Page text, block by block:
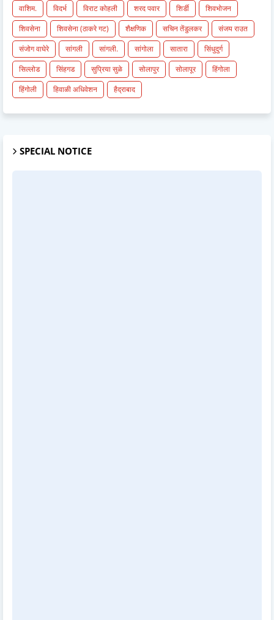
वाशिम. विदर्भ विराट कोहली शरद पवार शिर्डी
शिवभोजन
शिवसेना
शिवसेना (ठाकरे गट) शैक्षणिक सचिन तेंडुलकर
संजय राउत
संजोग वाघेरे
सांगली सांगली. सांगोला सातारा
सिंधुदुर्ग
सिल्लोड
सिंहगड सुप्रिया सुळे सोलापुर सोलापूर
हिंगोला
हिंगोली
हिवाळी अधिवेशन हैद्राबाद
SPECIAL NOTICE